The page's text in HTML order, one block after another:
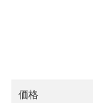
価格